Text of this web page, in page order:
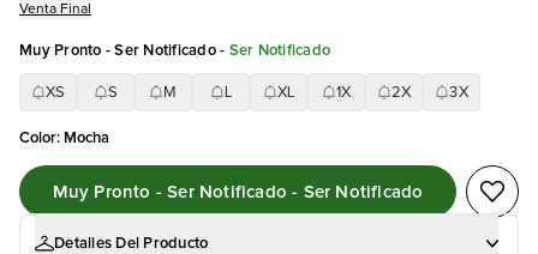
Venta Final
Muy Pronto - Ser Notificado- Ser Notificado
XS S M XL 1X 2X 3X
Color: Mocha
Muy Pronto - Ser Notificado - Ser Notificado
Detalles Del Producto